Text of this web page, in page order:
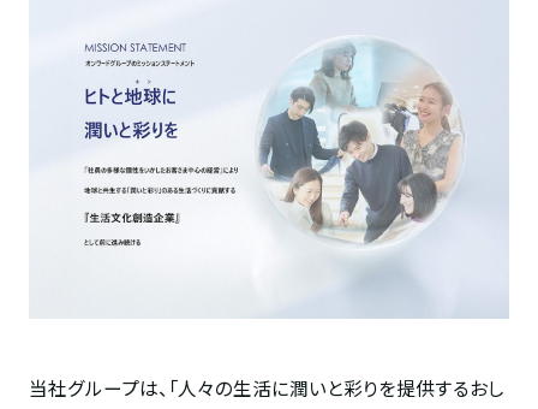
当社グループは、「人々の生活に潤いと彩りを提供するおし